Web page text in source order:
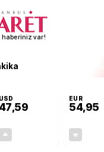
haberiniz var!
USD
47,59
EUR
54,95